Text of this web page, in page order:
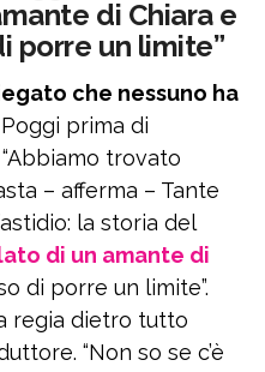
di Chiara e
porre un limite”
che nessuno ha
Poggi prima di
trovato
– afferma – Tante
la storia del
di un amante di
di porre un limite”.
regia dietro tutto
“Non so se c’è